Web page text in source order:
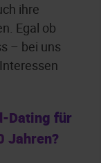
ihre
Egal ob
– bei uns
Dating für
Jahren?